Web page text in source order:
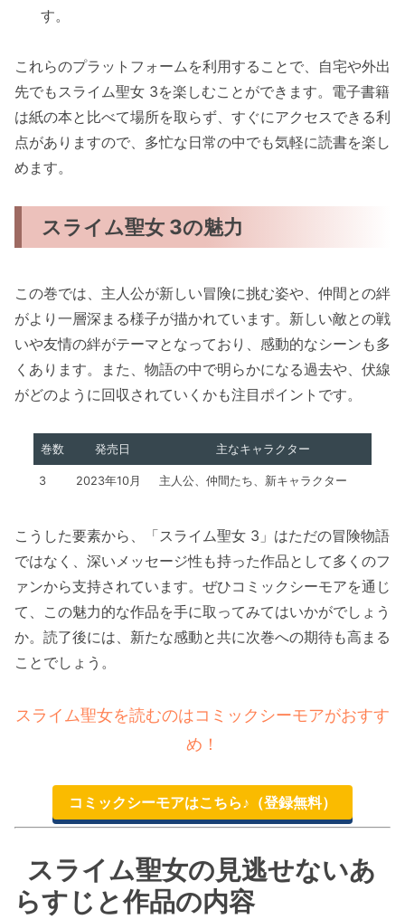
す。
これらのプラットフォームを利用することで、自宅や外出
先でもスライム聖女 3を楽しむことができます。電子書籍
は紙の本と比べて場所を取らず、すぐにアクセスできる利
点がありますので、多忙な日常の中でも気軽に読書を楽し
めます。
スライム聖女 3の魅力
この巻では、主人公が新しい冒険に挑む姿や、仲間との絆
がより一層深まる様子が描かれています。新しい敵との戦
いや友情の絆がテーマとなっており、感動的なシーンも多
くあります。また、物語の中で明らかになる過去や、伏線
がどのように回収されていくかも注目ポイントです。
巻数 発売日 主なキャラクター
3 2023年10月 主人公、仲間たち、新キャラクター
こうした要素から、「スライム聖女 3」はただの冒険物語
ではなく、深いメッセージ性も持った作品として多くのフ
ァンから支持されています。ぜひコミックシーモアを通じ
て、この魅力的な作品を手に取ってみてはいかがでしょう
か。読了後には、新たな感動と共に次巻への期待も高まる
ことでしょう。
スライム聖女を読むのはコミックシーモアがおすす
め！
コミックシーモアはこちら♪（登録無料）
スライム聖女の見逃せないあ
らすじと作品の内容